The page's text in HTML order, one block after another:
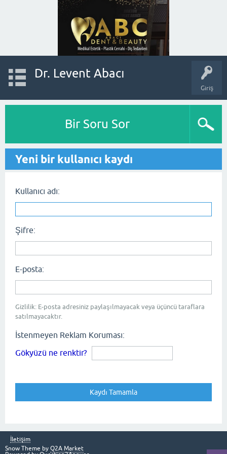
Giriş
Dr. Levent Abacı
Bir Soru Sor
Yeni bir kullanıcı kaydı
Kullanıcı adı:
Şifre:
E-posta:
Gizlilik: E-posta adresiniz paylaşılmayacak veya üçüncü taraflara
satılmayacaktır.
İstenmeyen Reklam Koruması:
Gökyüzü ne renktir?
İletişim
Snow Theme by Q2A Market